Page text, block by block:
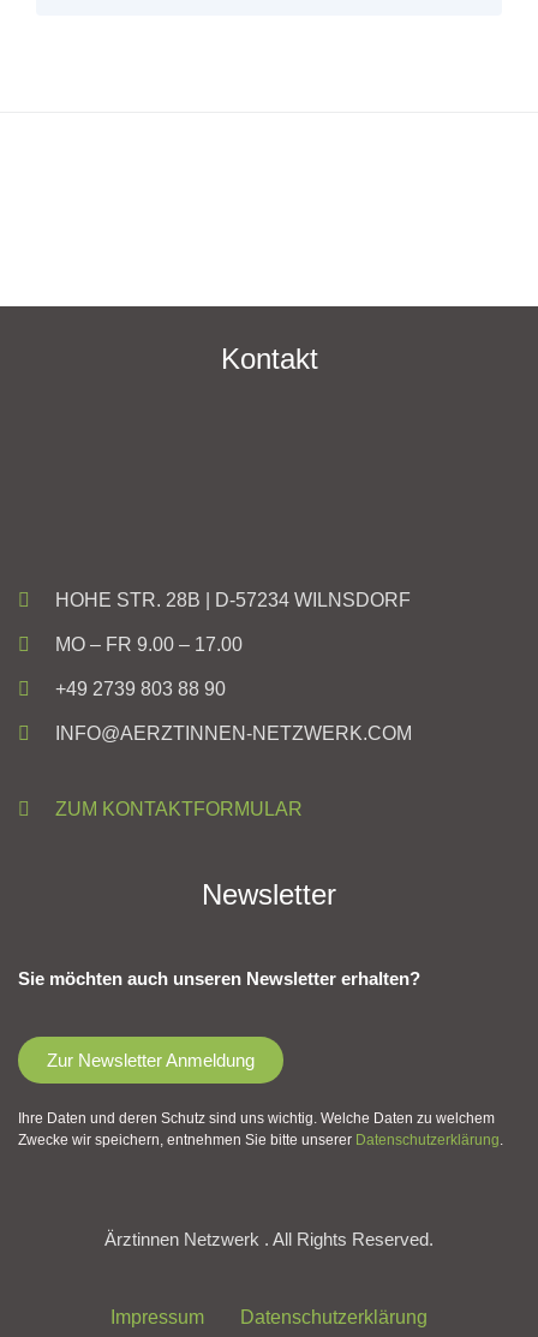
Kontakt
HOHE STR. 28B | D-57234 WILNSDORF
MO – FR 9.00 – 17.00
+49 2739 803 88 90
INFO@AERZTINNEN-NETZWERK.COM
ZUM KONTAKTFORMULAR
Newsletter
Sie möchten auch unseren Newsletter erhalten?
Zur Newsletter Anmeldung
Ihre Daten und deren Schutz sind uns wichtig. Welche Daten zu welchem
Zwecke wir speichern, entnehmen Sie bitte unserer Datenschutzerklärung.
Ärztinnen Netzwerk . All Rights Reserved.
Impressum Datenschutzerklärung